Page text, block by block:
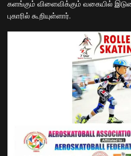
களங்கும் விளைவிக்கும் வகையில்
புகாரில் கூறியுள்ளார்.